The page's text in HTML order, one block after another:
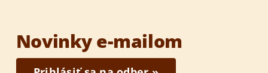
Novinky e-mailom